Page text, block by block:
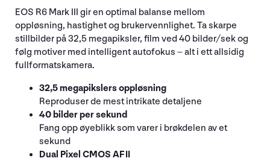
EOS R6 Mark III gir en optimal balanse mellom
oppløsning, hastighet og brukervennlighet. Ta skarpe
stillbilder på 32,5 megapiksler, film ved 40 bilder/sek og
følg motiver med intelligent autofokus – alt i ett allsidig
fullformatskamera.
32,5 megapikslers oppløsning
Reproduser de mest intrikate detaljene
40 bilder per sekund
Fang opp øyeblikk som varer i brøkdelen av et
sekund
Dual Pixel CMOS AF II